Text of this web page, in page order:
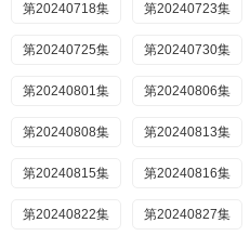
第20240718集 第20240723集
第20240725集 第20240730集
第20240801集 第20240806集
第20240808集 第20240813集
第20240815集 第20240816集
第20240822集 第20240827集